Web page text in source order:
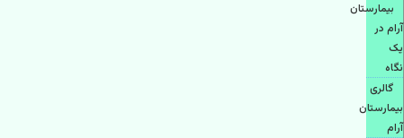
بیمارستان
آرام در
یک
نگاه
گالری
بیمارستان
آرام